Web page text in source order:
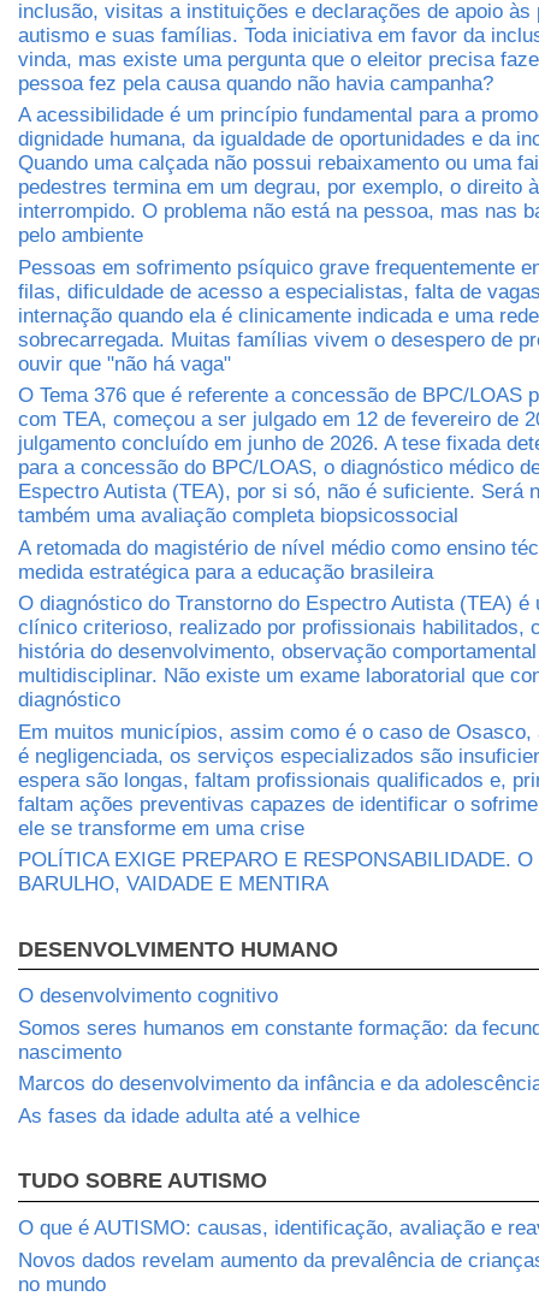
inclusão, visitas a instituições e declarações de apoio às
autismo e suas famílias. Toda iniciativa em favor da
vinda, mas existe uma pergunta que o eleitor precisa
pessoa fez pela causa quando não havia campanha?
A acessibilidade é um princípio fundamental para a
dignidade humana, da igualdade de oportunidades e da
Quando uma calçada não possui rebaixamento ou uma
pedestres termina em um degrau, por exemplo, o direito
interrompido. O problema não está na pessoa, mas nas
pelo ambiente
Pessoas em sofrimento psíquico grave frequentemente
filas, dificuldade de acesso a especialistas, falta de
internação quando ela é clinicamente indicada e uma rede
sobrecarregada. Muitas famílias vivem o desespero de
ouvir que "não há vaga"
O Tema 376 que é referente a concessão de BPC/LOAS
com TEA, começou a ser julgado em 12 de fevereiro de
julgamento concluído em junho de 2026. A tese fixada
para a concessão do BPC/LOAS, o diagnóstico médico
Espectro Autista (TEA), por si só, não é suficiente. Será
também uma avaliação completa biopsicossocial
A retomada do magistério de nível médio como ensino
medida estratégica para a educação brasileira
O diagnóstico do Transtorno do Espectro Autista (TEA) é
clínico criterioso, realizado por profissionais habilitados,
história do desenvolvimento, observação
multidisciplinar. Não existe um exame laboratorial que
diagnóstico
Em muitos municípios, assim como é o caso de Osasco,
é negligenciada, os serviços especializados são
espera são longas, faltam profissionais qualificados e,
faltam ações preventivas capazes de identificar o
ele se transforme em uma crise
POLÍTICA EXIGE PREPARO E RESPONSABILIDADE.
BARULHO, VAIDADE E MENTIRA
DESENVOLVIMENTO HUMANO
O desenvolvimento cognitivo
Somos seres humanos em constante formação: da
nascimento
Marcos do desenvolvimento da infância e da
As fases da idade adulta até a velhice
TUDO SOBRE AUTISMO
O que é AUTISMO: causas, identificação, avaliação e
Novos dados revelam aumento da prevalência de
no mundo